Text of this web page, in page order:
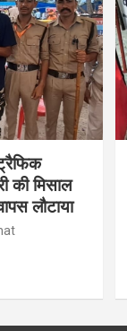
की मिसाल
लौटाया